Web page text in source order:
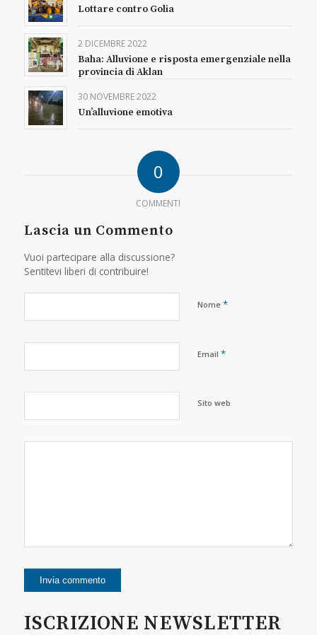
Lottare contro Golia
2 DICEMBRE 2022
Baha: Alluvione e risposta emergenziale nella
provincia di Aklan
30 NOVEMBRE 2022
Un’alluvione emotiva
0
COMMENTI
Lascia un Commento
Vuoi partecipare alla discussione?
Sentitevi liberi di contribuire!
Nome *
Email *
Sito web
ISCRIZIONE NEWSLETTER